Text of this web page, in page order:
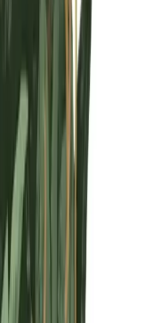
Hybrid Strains